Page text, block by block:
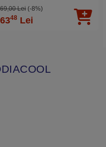
69,00 Lei (-8%)
6348 Lei